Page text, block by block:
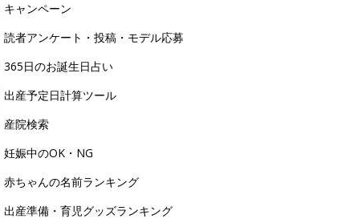
キャンペーン
読者アンケート・投稿・モデル応募
365日のお誕生日占い
出産予定日計算ツール
産院検索
妊娠中のOK・NG
赤ちゃんの名前ランキング
出産準備・育児グッズランキング